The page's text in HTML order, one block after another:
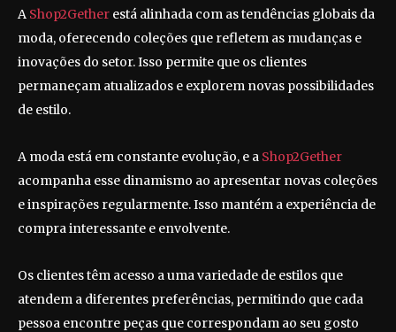
A Shop2Gether está alinhada com as tendências globais da
moda, oferecendo coleções que refletem as mudanças e
inovações do setor. Isso permite que os clientes
permaneçam atualizados e explorem novas possibilidades
de estilo.
A moda está em constante evolução, e a Shop2Gether
acompanha esse dinamismo ao apresentar novas coleções
e inspirações regularmente. Isso mantém a experiência de
compra interessante e envolvente.
Os clientes têm acesso a uma variedade de estilos que
atendem a diferentes preferências, permitindo que cada
pessoa encontre peças que correspondam ao seu gosto